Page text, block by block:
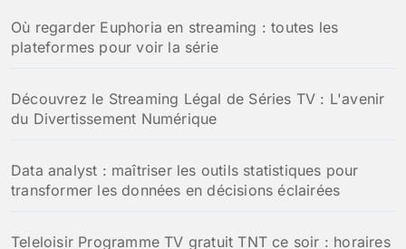
e
r
Où regarder Euphoria en streaming : toutes les
plateformes pour voir la série
Découvrez le Streaming Légal de Séries TV : L'avenir
du Divertissement Numérique
Data analyst : maîtriser les outils statistiques pour
transformer les données en décisions éclairées
Teleloisir Programme TV gratuit TNT ce soir : horaires